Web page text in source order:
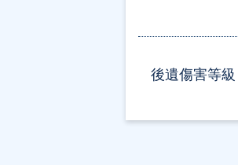
後遺傷害等級